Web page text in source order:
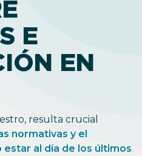
E
EN
resulta crucial
normativas y el
al día de los últimos